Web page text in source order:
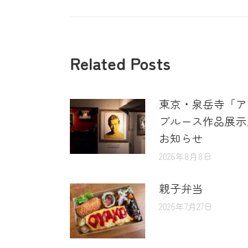
Related Posts
東京・泉岳寺「
ブルース作品展
お知らせ
2026年8月8日
親子弁当
2026年7月27日